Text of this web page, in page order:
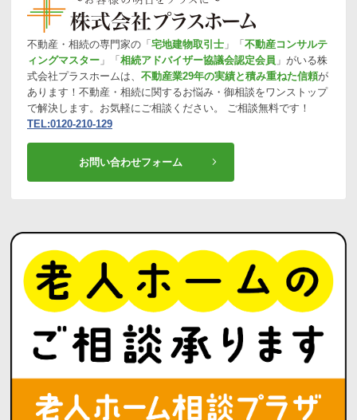
不動産・相続の専門家の「宅地建物取引士 」「不動産コンサルテ
ィングマスター 」「相続アドバイザー協議会認定会員 」がいる株
式会社プラスホームは、 不動産業29年の実績と積み重ねた信頼が
あります！不動産・相続に関するお悩み・御相談をワンストップ
で解決します。お気軽にご相談ください。 ご相談無料です！
TEL:0120-210-129
お問い合わせフォーム